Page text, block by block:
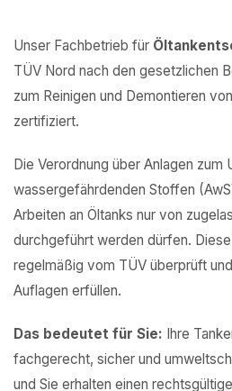
Unser Fachbetrieb für
TÜV Nord nach den gesetzlichen
zum Reinigen und Demontieren
zertifiziert.
Die Verordnung über Anlagen zum
wassergefährdenden Stoffen
Arbeiten an Öltanks nur von
durchgeführt werden dürfen.
regelmäßig vom TÜV überprüft
Auflagen erfüllen.
Das bedeutet für Sie: Ihre
fachgerecht, sicher und
und Sie erhalten einen